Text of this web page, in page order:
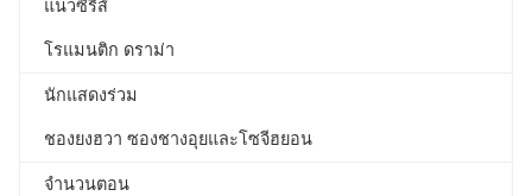
แนวซีรีส์
โรแมนติก ดราม่า
นักแสดงร่วม
ชองยงฮวา ซองชางอุยและโซจีฮยอน
จำนวนตอน